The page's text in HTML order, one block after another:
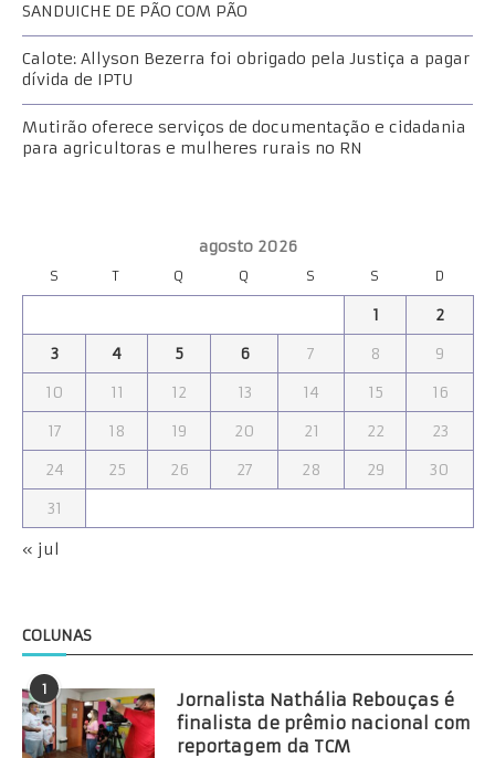
SANDUICHE DE PÃO COM PÃO
Calote: Allyson Bezerra foi obrigado pela Justiça a pagar
dívida de IPTU
Mutirão oferece serviços de documentação e cidadania
para agricultoras e mulheres rurais no RN
agosto 2026
S T Q Q S S D
1
2
3
4 5 6 7 8
9
10
11 12 13 14 15
16
17
18 19 20 21 22
23
24
25 26 27 28 29
30
31
« jul
COLUNAS
1
Jornalista Nathália Rebouças é
finalista de prêmio nacional com
reportagem da TCM